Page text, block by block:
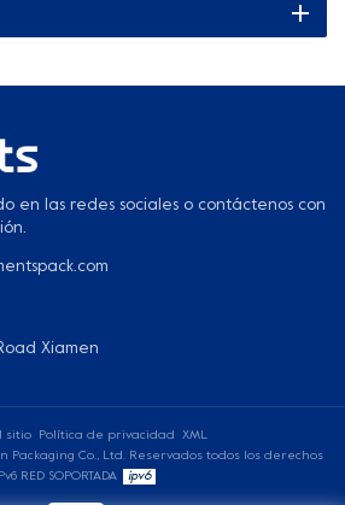
utilizarse en cafeterías, panaderías,
en las redes sociales o contáctenos con
Xiamen
sitio Política de privacidad
XML
Packaging Co., Ltd. Reservados todos los derechos
IPv6 RED SOPORTADA